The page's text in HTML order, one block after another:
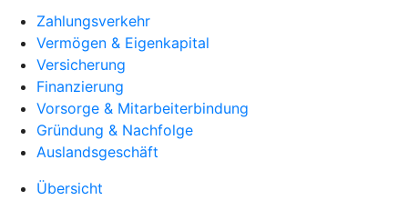
Zahlungsverkehr
Vermögen & Eigenkapital
Versicherung
Finanzierung
Vorsorge & Mitarbeiterbindung
Gründung & Nachfolge
Auslandsgeschäft
Übersicht